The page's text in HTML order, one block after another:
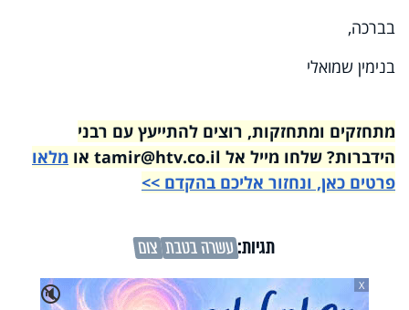
בברכה,
בנימין שמואלי
מתחזקים ומתחזקות, רוצים להתייעץ עם רבני
הידברות? שלחו מייל אל tamir@htv.co.il או
מלאו
פרטים כאן, ונחזור אליכם בהקדם >>
תגיות:עשרה בטבת צום
🔇
X